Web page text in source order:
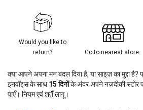
Would you like to
return?
Go to nearest store
क्या आपने अपना मन बदल दिया है, या साइज़ का मुद्दा
इनवॉइस के साथ15 दिनोंके अंदर अपने नज़दीकी स्टोर
पाएँ। नियम एवं शर्तें लागू।